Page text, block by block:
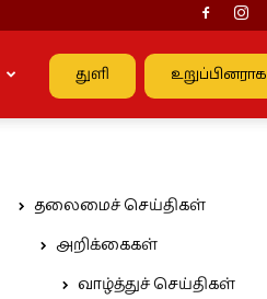
துளி உறுப்பினராக
தலைமைச் செய்திகள்
அறிக்கைகள்
வாழ்த்துச் செய்திகள்